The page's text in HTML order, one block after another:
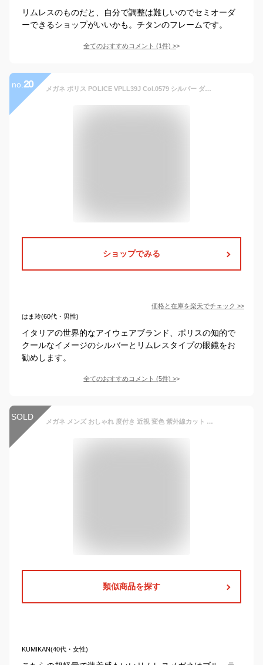
リムレスのものだと、自分で調整は難しいのでセミオーダ
ーできるショップがいいかも。チタンのフレームです。
全てのおすすめコメント (1件) >
no. 20 メガネ ポリス POLICE VPLL39J Col.0579 シルバー ダークネイビー 眼鏡 メガネ 知的 ファッション おしゃれ オシャレ チタニウム製 チタン 都会的 メガネフレーム メンズ レディース 男性用 女性用 リムレス フチなし ツーポイント 送料無料
ショップでみる
価格と在庫を楽天でチェック >>
はま玲(60代・男性)
イタリアの世界的なアイウェアブランド、ポリスの知的で
クールなイメージのシルバーとリムレスタイプの眼鏡をお
勧めします。
全てのおすすめコメント (5件) >
SOLD メガネ メンズ おしゃれ 度付き 近視 変色 紫外線カット ふちなし リムレス ブルーライトカット標準搭載 メガネ めがね 眼鏡 軽い メンズ 超軽量 ファッションメガネ フリーサイズ
類似商品を探す
KUMIKAN(40代・女性)